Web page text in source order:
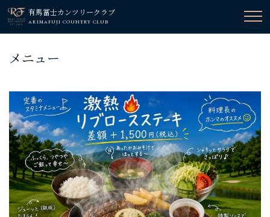
有馬冨士カンツリークラブ
ARIMAFUJI COUNTRY CLUB
メニュー